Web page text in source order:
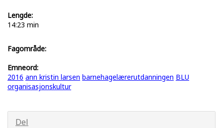
Lengde:
14:23 min
Fagområde:
Emneord:
2016 ann kristin larsen barnehagelærerutdanningen BLU
organisasjonskultur
Del